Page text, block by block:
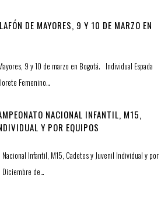
DE MAYORES, 9 Y 10 DE MARZO EN
Mayores, 9 y 10 de marzo en Bogotá. Individual Espada
Femenino…
NACIONAL INFANTIL, M15,
Y POR EQUIPOS
Nacional Infantil, M15, Cadetes y Juvenil Individual y por
Diciembre de…